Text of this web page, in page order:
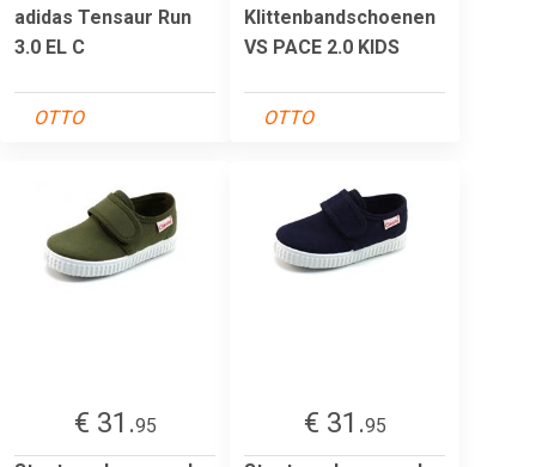
adidas Tensaur Run
3.0 EL C
OTTO
Klittenbandschoenen
VS PACE 2.0 KIDS
OTTO
€ 31.95
€ 31.95